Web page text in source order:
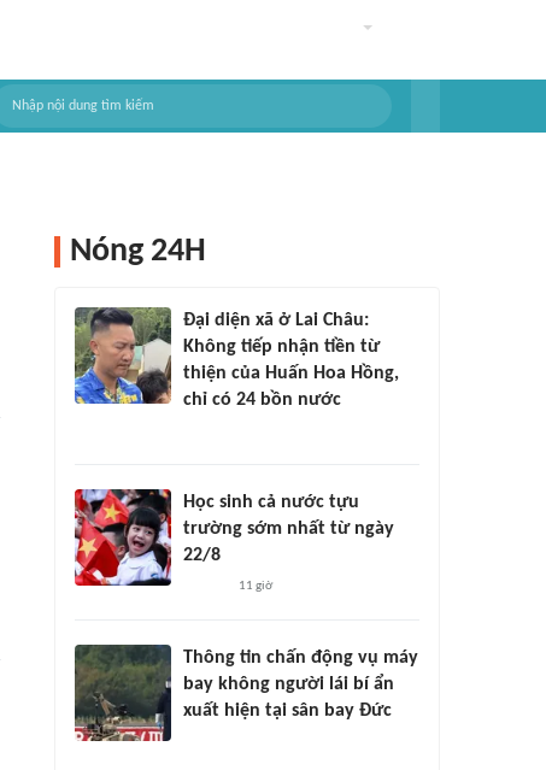
Nóng 24H
Đại diện xã ở Lai Châu:
Không tiếp nhận tiền từ
thiện của Huấn Hoa Hồng,
chỉ có 24 bồn nước
Học sinh cả nước tựu
trường sớm nhất từ ngày
22/8
11 giờ
Thông tin chấn động vụ máy
bay không người lái bí ẩn
xuất hiện tại sân bay Đức